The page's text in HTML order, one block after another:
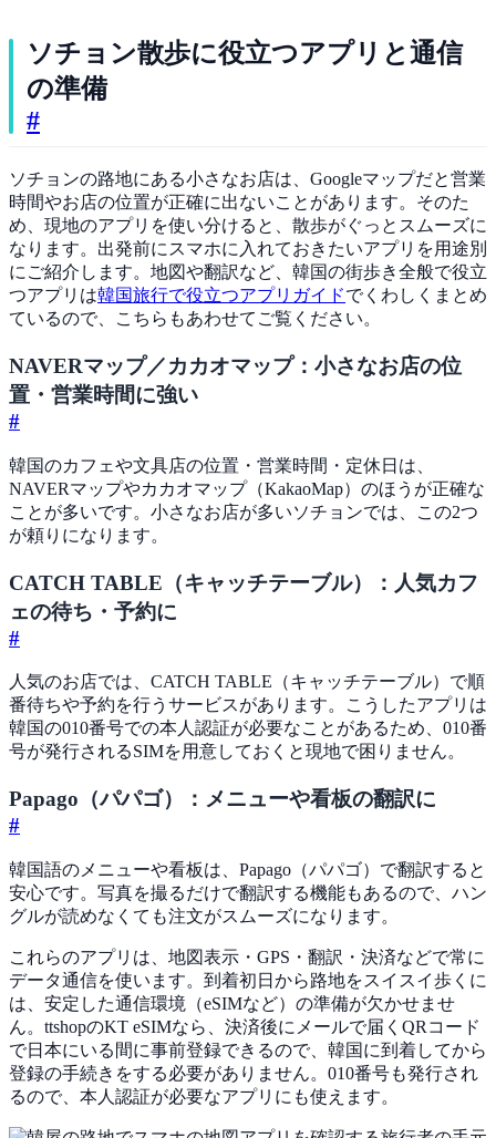
ソチョン散歩に役立つアプリと通信
の準備
#
ソチョンの路地にある小さなお店は、Googleマップだと営業
時間やお店の位置が正確に出ないことがあります。そのた
め、現地のアプリを使い分けると、散歩がぐっとスムーズに
なります。出発前にスマホに入れておきたいアプリを用途別
にご紹介します。地図や翻訳など、韓国の街歩き全般で役立
つアプリは韓国旅行で役立つアプリガイドでくわしくまとめ
ているので、こちらもあわせてご覧ください。
NAVERマップ／カカオマップ：小さなお店の位
置・営業時間に強い
#
韓国のカフェや文具店の位置・営業時間・定休日は、
NAVERマップやカカオマップ（KakaoMap）のほうが正確な
ことが多いです。小さなお店が多いソチョンでは、この2つ
が頼りになります。
CATCH TABLE（キャッチテーブル）：人気カフ
ェの待ち・予約に
#
人気のお店では、CATCH TABLE（キャッチテーブル）で順
番待ちや予約を行うサービスがあります。こうしたアプリは
韓国の010番号での本人認証が必要なことがあるため、010番
号が発行されるSIMを用意しておくと現地で困りません。
Papago（パパゴ）：メニューや看板の翻訳に
#
韓国語のメニューや看板は、Papago（パパゴ）で翻訳すると
安心です。写真を撮るだけで翻訳する機能もあるので、ハン
グルが読めなくても注文がスムーズになります。
これらのアプリは、地図表示・GPS・翻訳・決済などで常に
データ通信を使います。到着初日から路地をスイスイ歩くに
は、安定した通信環境（eSIMなど）の準備が欠かせませ
ん。ttshopのKT eSIMなら、決済後にメールで届くQRコード
で日本にいる間に事前登録できるので、韓国に到着してから
登録の手続きをする必要がありません。010番号も発行され
るので、本人認証が必要なアプリにも使えます。